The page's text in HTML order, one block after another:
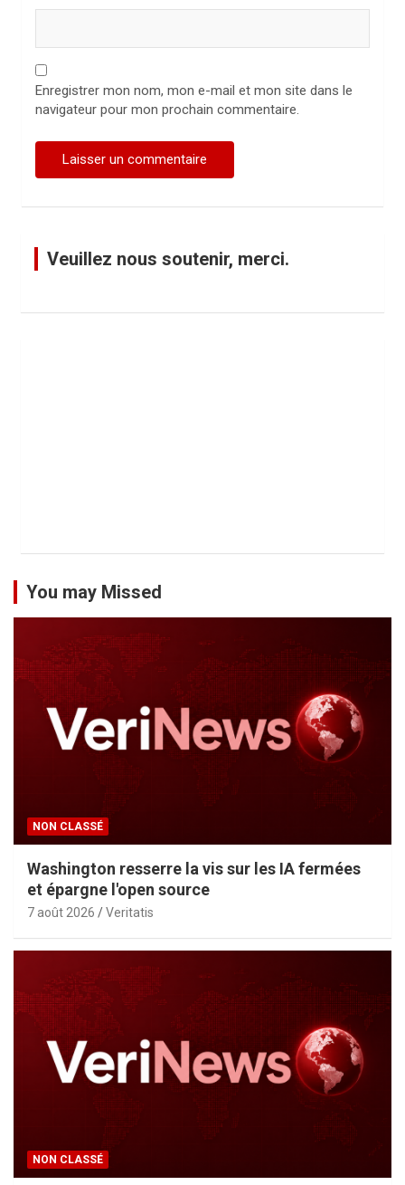
Enregistrer mon nom, mon e-mail et mon site dans le
navigateur pour mon prochain commentaire.
Veuillez nous soutenir, merci.
You may Missed
NON CLASSÉ
Washington resserre la vis sur les IA fermées
et épargne l'open source
7 août 2026 Veritatis
NON CLASSÉ